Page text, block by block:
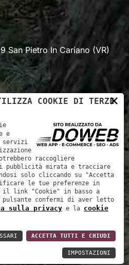
San Pietro In Cariano (VR)
policyAccessibilità
×
COOKIE DI TERZE
e
servizi
raccogliere
pubblicità mirata e tracciare
solo cliccando su "Accetta
le tue preferenze in
il link "Cookie" in basso a
confermi di aver letto
sulla privacy e la cookie
ACCETTA TUTTI E CHIUDI
IMPOSTAZIONI